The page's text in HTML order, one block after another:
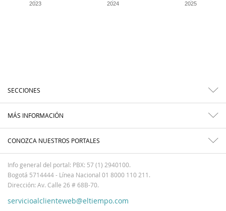
2023 2024 2025
SECCIONES
MÁS INFORMACIÓN
CONOZCA NUESTROS PORTALES
Info general del portal: PBX: 57 (1) 2940100.
Bogotá 5714444 - Línea Nacional 01 8000 110 211.
Dirección: Av. Calle 26 # 68B-70.
servicioalclienteweb@eltiempo.com